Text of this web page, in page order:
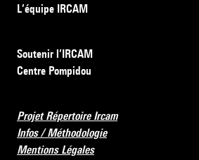
L’équipe IRCAM
Soutenir l’IRCAM
Centre Pompidou
Projet Répertoire Ircam
Infos / Méthodologie
Mentions Légales